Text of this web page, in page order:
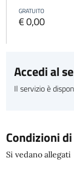
GRATUITO
€ 0,00
Accedi al
Il servizio è
Condizioni
Si vedano allegati